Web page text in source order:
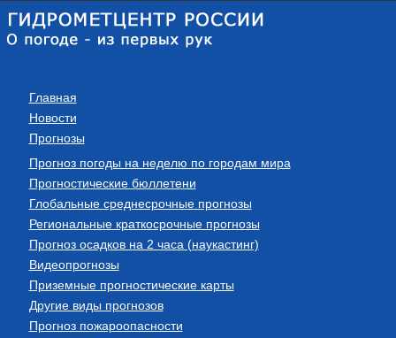
Главная
Новости
Прогнозы
Прогноз погоды на неделю по городам мира
Прогностические бюллетени
Глобальные среднесрочные прогнозы
Региональные краткосрочные прогнозы
Прогноз осадков на 2 часа (наукастинг)
Видеопрогнозы
Приземные прогностические карты
Другие виды прогнозов
Прогноз пожароопасности